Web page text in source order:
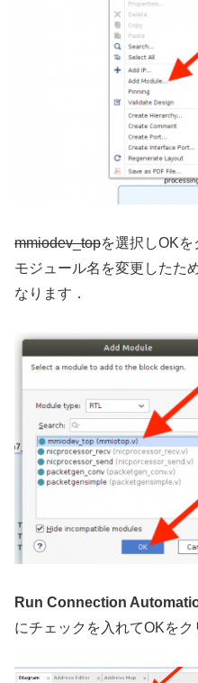
mmiodev_topを選択しOK
モジュール名を変更したた
なります．
Run Connection
にチェックを入れてOKをク